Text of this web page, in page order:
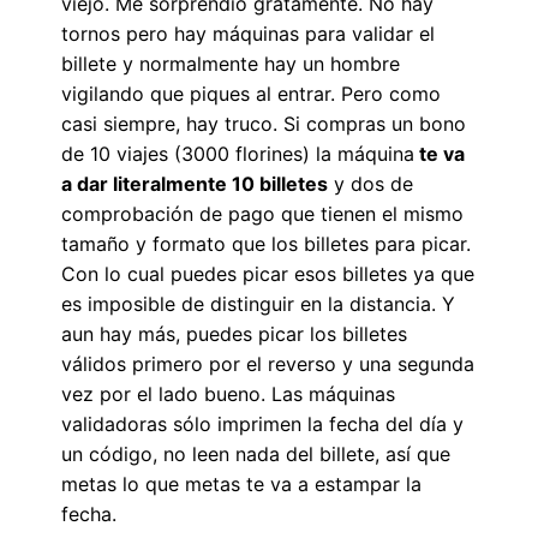
tornos pero hay máquinas para validar el
billete y normalmente hay un hombre
vigilando que piques al entrar. Pero como
casi siempre, hay truco. Si compras un bono
de 10 viajes (3000 florines) la máquina te va
a dar literalmente 10 billetesy dos de
comprobación de pago que tienen el mismo
tamaño y formato que los billetes para picar.
Con lo cual puedes picar esos billetes ya que
es imposible de distinguir en la distancia. Y
aun hay más, puedes picar los billetes
válidos primero por el reverso y una segunda
vez por el lado bueno. Las máquinas
validadoras sólo imprimen la fecha del día y
un código, no leen nada del billete, así que
metas lo que metas te va a estampar la
fecha.